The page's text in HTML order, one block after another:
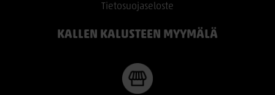
Tietosuojaseloste
KALLEN KALUSTEEN MYYMÄLÄ